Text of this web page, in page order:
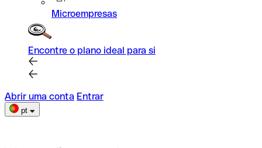
Microempresas
Encontre o plano ideal para si
Abrir uma conta Entrar
pt